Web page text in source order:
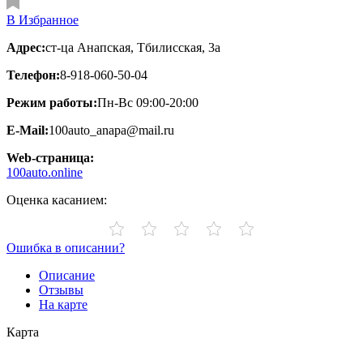
В Избранное
Адрес:ст-ца Анапская, Тбилисская, 3а
Телефон:8-918-060-50-04
Режим работы:Пн-Вс 09:00-20:00
E-Mail:100auto_anapa@mail.ru
Web-страница:
100auto.online
Оценка касанием:
Ошибка в описании?
Описание
Отзывы
На карте
Карта